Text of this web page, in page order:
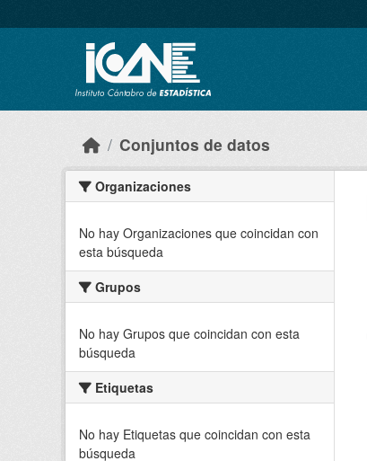
Conjuntos de datos
Organizaciones
No hay Organizaciones que coincidan con
esta búsqueda
Grupos
No hay Grupos que coincidan con esta
búsqueda
Etiquetas
No hay Etiquetas que coincidan con esta
búsqueda